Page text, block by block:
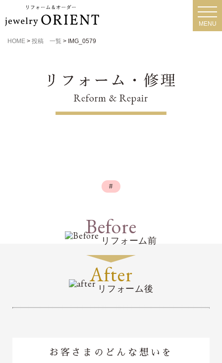
MENU
HOME > 投稿 一覧 > IMG_0579
#
Before
リフォーム前
After
リフォーム後
お客さまのどんな想いを